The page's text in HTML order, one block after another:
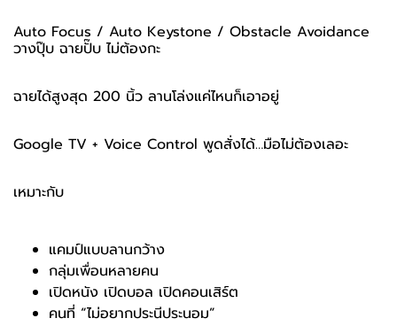
Auto Focus / Auto Keystone / Obstacle Avoidance
วางปุ๊บ ฉายปั๊บ ไม่ต้องกะ
ฉายได้สูงสุด 200 นิ้ว ลานโล่งแค่ไหนก็เอาอยู่
Google TV + Voice Control พูดสั่งได้…มือไม่ต้องเลอะ
เหมาะกับ
แคมป์แบบลานกว้าง
กลุ่มเพื่อนหลายคน
เปิดหนัง เปิดบอล เปิดคอนเสิร์ต
คนที่ “ไม่อยากประนีประนอม”